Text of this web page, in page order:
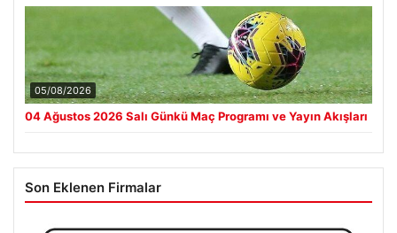
05/08/2026
04 Ağustos 2026 Salı Günkü Maç Programı ve Yayın Akışları
Son Eklenen Firmalar